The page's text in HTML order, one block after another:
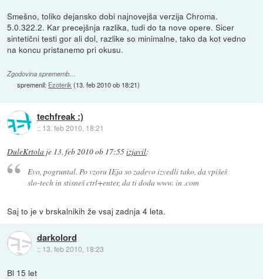
Smešno, toliko dejansko dobi najnovejša verzija Chroma.
5.0.322.2. Kar precejšnja razlika, tudi do ta nove opere. Sicer
sintetični testi gor ali dol, razlike so minimalne, tako da kot vedno
na koncu pristanemo pri okusu.
Zgodovina sprememb…
spremenil: Ezoterik (13. feb 2010 ob 18:21)
techfreak :)
:: 13. feb 2010, 18:21
DuleKrtola je 13. feb 2010 ob 17:55izjavil:
Evo, pogruntal. Po vzoru IEja so zadevo izvedli tako, da vpišeš
slo-tech in stisneš ctrl+enter, da ti doda www. in .com
Saj to je v brskalnikih že vsaj zadnja 4 leta.
darkolord
:: 13. feb 2010, 18:23
Bl 15 let